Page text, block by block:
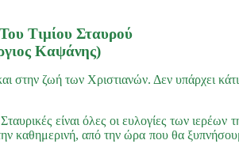
Τιμίου Σταυρού
Καψάνης)
ζωή των Χριστιανών. Δεν υπάρχει
είναι όλες οι ευλογίες των
καθημερινή, από την ώρα που θα